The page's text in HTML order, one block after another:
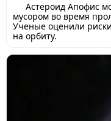
Астероид Апофис
мусором во время
Ученые оценили
на орбиту.